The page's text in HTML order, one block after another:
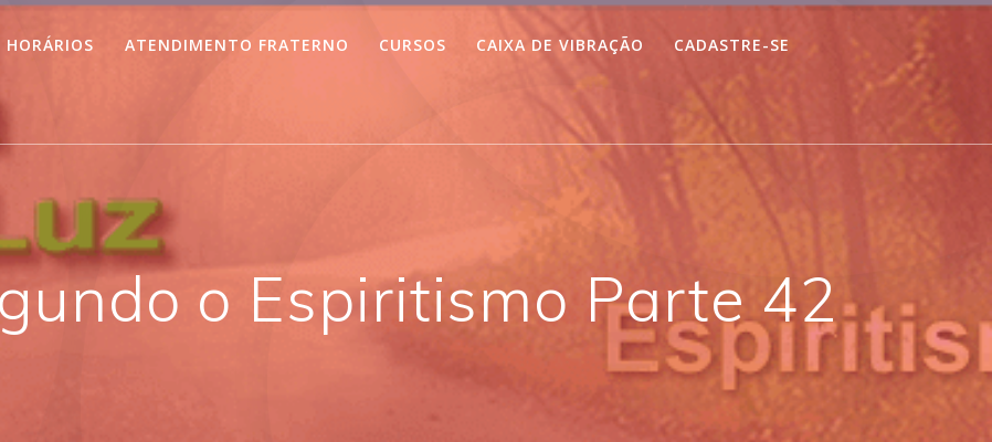
HORÁRIOS ATENDIMENTO FRATERNO CURSOS CAIXA DE VIBRAÇÃO CADASTRE-SE
o Espiritismo Parte 42